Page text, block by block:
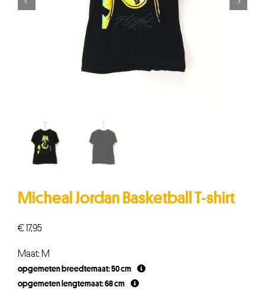
Micheal Jordan Basketball T-shirt
€17,95
Maat: M
opgemeten breedtemaat: 50 cm
opgemeten lengtemaat: 68 cm